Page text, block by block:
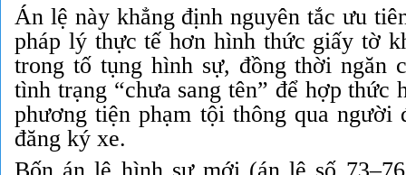
Án lệ này khẳng định nguyên tắc ưu
pháp lý thực tế hơn hình thức giấy tờ
trong tố tụng hình sự, đồng thời ngăn
tình trạng “chưa sang tên” để hợp thức
phương tiện phạm tội thông qua người
đăng ký xe.